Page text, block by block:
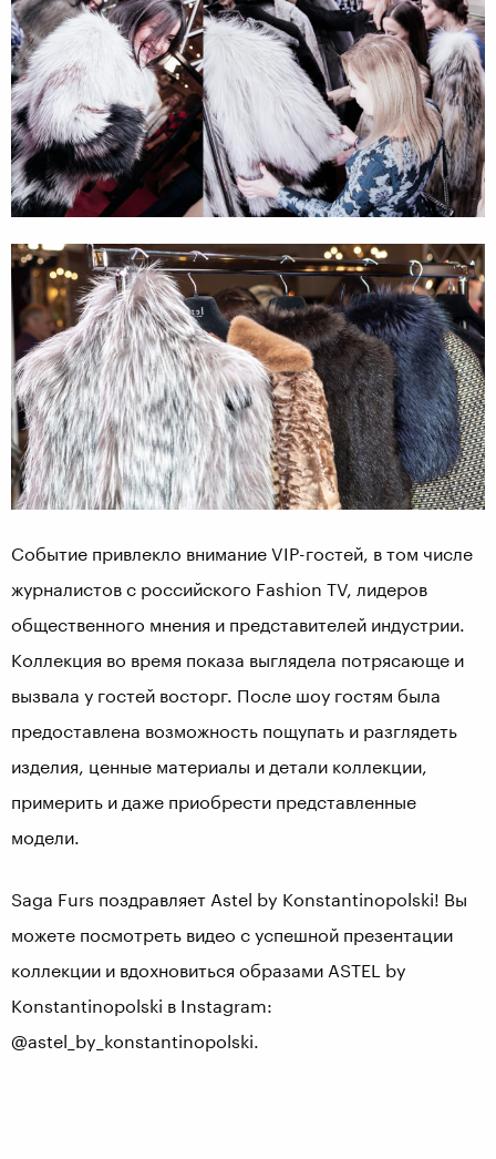
Событие привлекло внимание VIP-гостей, в том числе
журналистов с российского Fashion TV, лидеров
общественного мнения и представителей индустрии.
Коллекция во время показа выглядела потрясающе и
вызвала у гостей восторг. После шоу гостям была
предоставлена возможность пощупать и разглядеть
изделия, ценные материалы и детали коллекции,
примерить и даже приобрести представленные
модели.
Saga Furs поздравляет Astel by Konstantinopolski! Вы
можете посмотреть видео с успешной презентации
коллекции и вдохновиться образами ASTEL by
Konstantinopolski в Instagram:
@astel_by_konstantinopolski.